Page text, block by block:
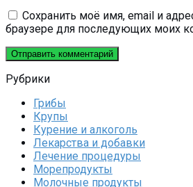
Сохранить моё имя, email и
браузере для последующих моих
Рубрики
Грибы
Крупы
Курение и алкоголь
Лекарства и добавки
Лечение процедуры
Морепродукты
Молочные продукты